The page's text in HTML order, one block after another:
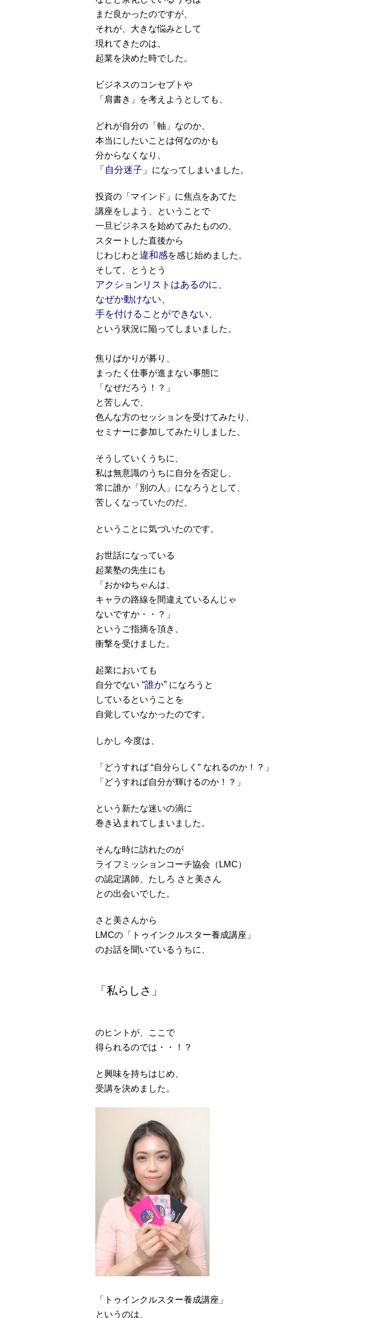
まだ良かったのですが、
それが、大きな悩みとして
現れてきたのは、
起業を決めた時でした。
ビジネスのコンセプトや
「肩書き」を考えようとしても、
どれが自分の「軸」なのか、
本当にしたいことは何なのかも
分からなくなり、
「自分迷子」 になってしまいました。
投資の「マインド」に焦点をあてた
講座をしよう、ということで
一旦ビジネスを始めてみたものの、
スタートした直後から
じわじわと違和感を感じ始めました。
そして、とうとう
アクションリストはあるのに、
なぜか動けない、
手を付けることができない、
という状況に陥ってしまいました。
焦りばかりが募り、
まったく仕事が進まない事態に
「なぜだろう！？」
と苦しんで、
色んな方のセッションを受けてみたり、
セミナーに参加してみたりしました。
そうしていくうちに、
私は無意識のうちに自分を否定し、
常に誰か「別の人」になろうとして、
苦しくなっていたのだ、
ということに気づいたのです。
お世話になっている
起業塾の先生にも
「おかゆちゃんは、
キャラの路線を間違えているんじゃ
ないですか・・？」
というご指摘を頂き、
衝撃を受けました。
起業においても
自分でない “誰か” になろうと
しているということを
自覚していなかったのです。
しかし 今度は、
「どうすれば “自分らしく” なれるのか！？」
「どうすれば自分が輝けるのか！？」
という新たな迷いの渦に
巻き込まれてしまいました。
そんな時に訪れたのが
ライフミッションコーチ協会（LMC）
の認定講師、たしろ さと美さん
との出会いでした。
さと美さんから
LMCの「トゥインクルスター養成講座」
のお話を聞いているうちに、
「私らしさ」
のヒントが、ここで
得られるのでは・・！？
と興味を持ちはじめ、
受講を決めました。
「トゥインクルスター養成講座」
というのは、